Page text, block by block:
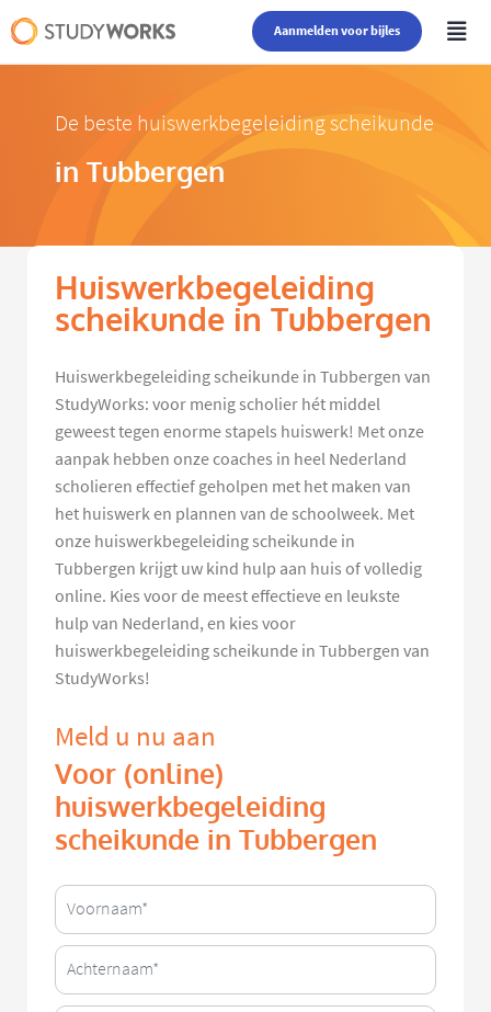
Aanmelden voor bijles
De beste huiswerkbegeleiding scheikunde
in Tubbergen
Huiswerkbegeleiding
scheikunde in Tubbergen
Huiswerkbegeleiding scheikunde in Tubbergen van
StudyWorks: voor menig scholier hét middel
geweest tegen enorme stapels huiswerk! Met onze
aanpak hebben onze coaches in heel Nederland
scholieren effectief geholpen met het maken van
het huiswerk en plannen van de schoolweek. Met
onze huiswerkbegeleiding scheikunde in
Tubbergen krijgt uw kind hulp aan huis of volledig
online. Kies voor de meest effectieve en leukste
hulp van Nederland, en kies voor
huiswerkbegeleiding scheikunde in Tubbergen van
StudyWorks!
Meld u nu aan
Voor (online)
huiswerkbegeleiding
scheikunde in Tubbergen